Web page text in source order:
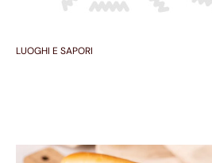
LUOGHI E SAPORI